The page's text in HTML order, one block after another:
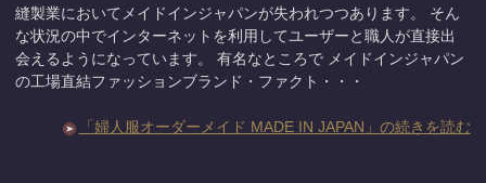
縫製業においてメイドインジャパンが失われつつあります。 そん
な状況の中でインターネットを利用してユーザーと職人が直接出
会えるようになっています。 有名なところで メイドインジャパン
の工場直結ファッションブランド・ファクト・・・
「婦人服オーダーメイド MADE IN JAPAN」の続きを読む